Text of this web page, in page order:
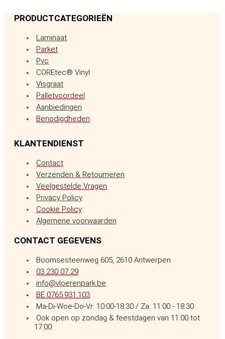
PRODUCTCATEGORIEËN
Laminaat
Parket
Pvc
COREtec® Vinyl
Visgraat
Palletvoordeel
Aanbiedingen
Benodigdheden
KLANTENDIENST
Contact
Verzenden & Retourneren
Veelgestelde Vragen
Privacy Policy
Cookie Policy
Algemene voorwaarden
CONTACT GEGEVENS
Boomsesteenweg 605, 2610 Antwerpen
03 230 07 29
info@vloerenpark.be
BE 0765.931.103
Ma-Di-Woe-Do-Vr: 10:00-18:30 / Za: 11:00 - 18:30
Ook open op zondag & feestdagen van 11:00 tot
17:00